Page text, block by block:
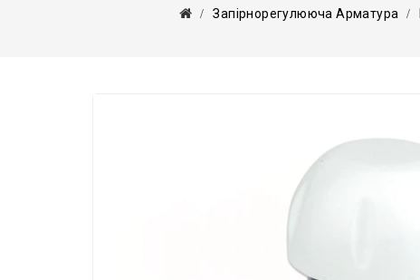
Запірнорегулююча Арматура